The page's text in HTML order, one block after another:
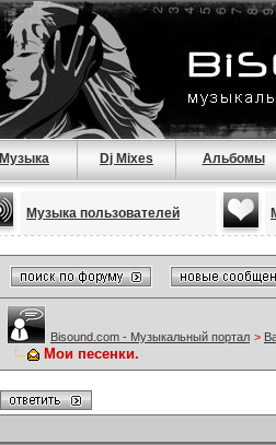
Музыка Dj Mixes Альбомы
Музыка пользователей
Bisound.com - Музыкальный портал >
Мои песенки.